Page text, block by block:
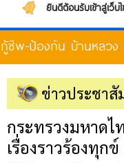
สู่เว็บไซต์ใหม่ของเทศบาลตำบลบ้
กู้ชีพ-ป้องกัน บ้านหลวง
ข่าวประชา
กระทรวงมหาด
เรื่องราวร้องทุก